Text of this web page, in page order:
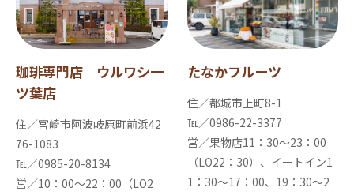
珈琲専門店 ウルワシ一
ツ葉店
住／宮崎市阿波岐原町前浜42
76-1083
℡／0985-20-8134
営／10：00～22：00（LO2
たなかフルーツ
住／都城市上町8-1
℡／0986-22-3377
営／果物店11：30～23：00
（LO22：30）、イートイン1
1：30～17：00、19：30～2